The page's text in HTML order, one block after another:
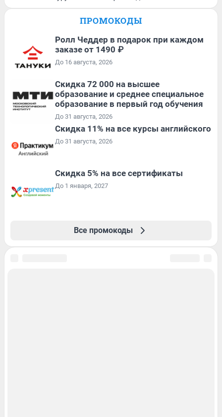
ПРОМОКОДЫ
Ролл Чеддер в подарок при каждом
заказе от 1490 ₽
До 16 августа, 2026
Скидка 72 000 на высшее
образование и среднее специальное
образование в первый год обучения
До 31 августа, 2026
Скидка 11% на все курсы английского
До 31 августа, 2026
Скидка 5% на все сертификаты
До 1 января, 2027
Все промокоды